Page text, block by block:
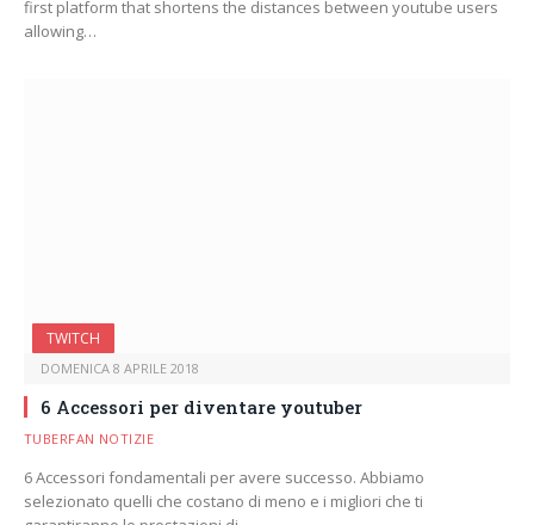
first platform that shortens the distances between youtube users
allowing…
TWITCH
DOMENICA 8 APRILE 2018
6 Accessori per diventare youtuber
TUBERFAN NOTIZIE
6 Accessori fondamentali per avere successo. Abbiamo
selezionato quelli che costano di meno e i migliori che ti